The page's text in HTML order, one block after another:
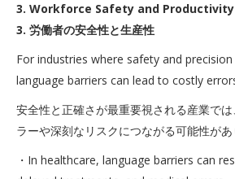
3. Workforce Safety and Productivity
3. 労働者の安全性と生産性
For industries where safety and
language barriers can lead to costly
安全性と正確さが最重要視される産業で
ラーや深刻なリスクにつながる可能性があ
・In healthcare, language barriers can